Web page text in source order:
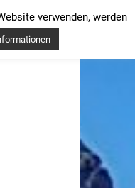
verwenden, werden